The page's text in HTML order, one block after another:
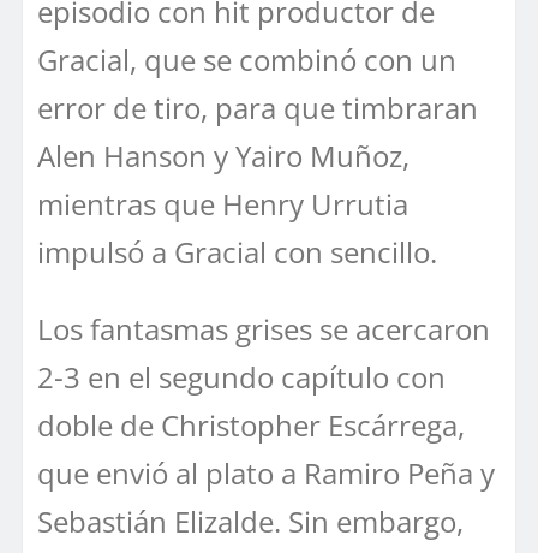
episodio con hit productor de
Gracial, que se combinó con un
error de tiro, para que timbraran
Alen Hanson y Yairo Muñoz,
mientras que Henry Urrutia
impulsó a Gracial con sencillo.
Los fantasmas grises se acercaron
2-3 en el segundo capítulo con
doble de Christopher Escárrega,
que envió al plato a Ramiro Peña y
Sebastián Elizalde. Sin embargo,